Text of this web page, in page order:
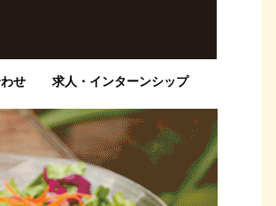
せ 求人・インターンシップ